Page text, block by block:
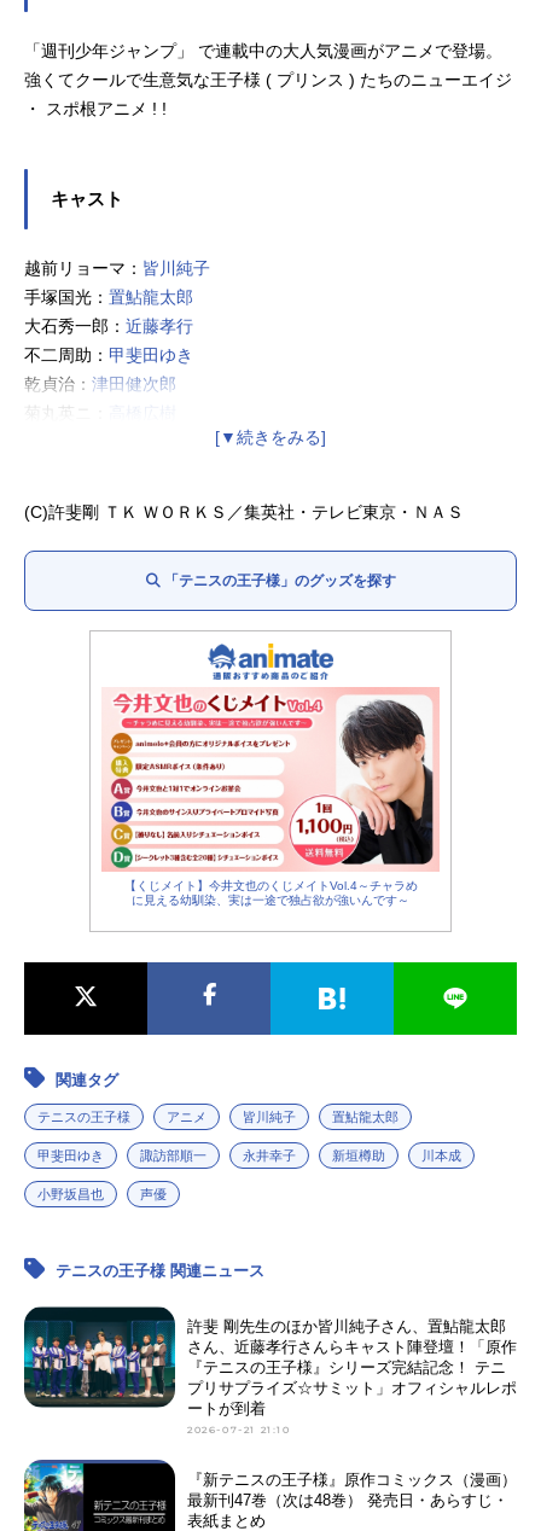
「週刊少年ジャンプ」 で連載中の大人気漫画がアニメで登場。
強くてクールで生意気な王子様 ( プリンス ) たちのニューエイジ
・ スポ根アニメ ! !
キャスト
越前リョーマ： 皆川純子
手塚国光： 置鮎龍太郎
大石秀一郎： 近藤孝行
不二周助： 甲斐田ゆき
乾貞治： 津田健次郎
菊丸英ニ：
海堂薫：
(C)️許斐剛 ＴＫ ＷＯＲＫＳ／集英社・テレビ東京・ＮＡＳ
「テニスの王子様」のグッズを探す
【くじメイト】今井文也のくじメイトVol.4～チャラめ
に見える幼馴染、実は一途で独占欲が強いんです～
関連タグ
テニスの王子様 アニメ 皆川純子 置鮎龍太郎
甲斐田ゆき 諏訪部順一 永井幸子 新垣樽助 川本成
小野坂昌也 声優
テニスの王子様 関連ニュース
許斐 剛先生のほか皆川純子さん、置鮎龍太郎
さん、近藤孝行さんらキャスト陣登壇！「原作
『テニスの王子様』シリーズ完結記念！ テニ
プリサプライズ☆サミット」オフィシャルレポ
ートが到着
2026-07-21 21:10
『新テニスの王子様』原作コミックス（漫画）
最新刊47巻（次は48巻） 発売日・あらすじ・
表紙まとめ